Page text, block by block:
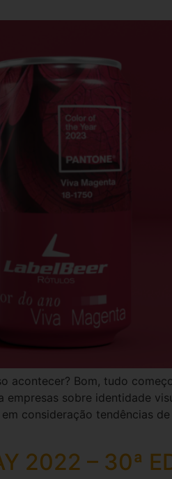
acontecer? Bom, tudo
sobre identidade
consideração tendências
2022 – 30ª